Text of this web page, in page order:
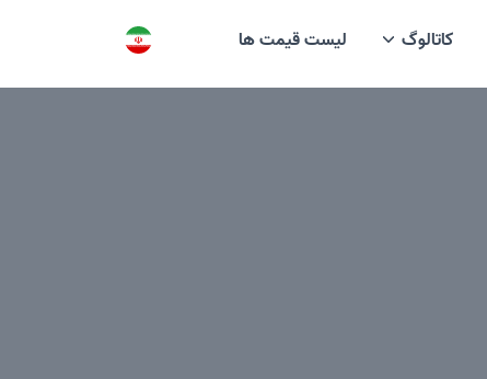
کاتالوگ لیست قیمت ها